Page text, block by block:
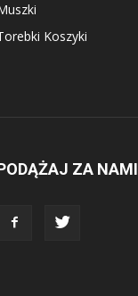
Koszyki
ZA NAMI